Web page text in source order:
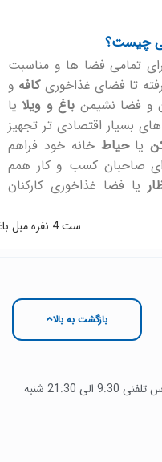
چیست؟
تمامی فضا ها و مناسبت
تا فضای غذاخوریکافه و
و فضا نشیمن باغ و ویلا یا
بسیار اقتصادی تر تجهیز
یاحیاط خانه خود فراهم
صاحبان کسب و کار همم
یا فضا غذاخوری کارکنان
بازگشت به بالا
چت پشتیبانی 24 ساعته 7 روز هفته | تماس تلفنی 9:30 الی 21:30 شنبه